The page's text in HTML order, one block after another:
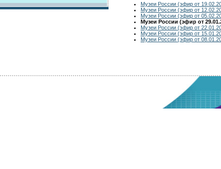
Музеи России (эфир от
Музеи России (эфир от
Музеи России (эфир от
Музеи России (эфир от
Музеи России (эфир от
Музеи России (эфир от
Музеи России (эфир от